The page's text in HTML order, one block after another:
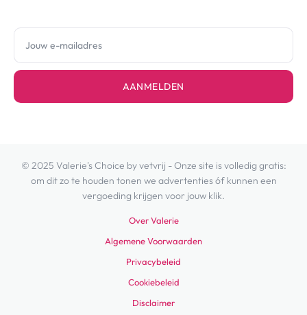
AANMELDEN
© 2025 Valerie's Choice by vetvrij - Onze site is volledig gratis:
om dit zo te houden tonen we advertenties óf kunnen een
vergoeding krijgen voor jouw klik.
Over Valerie
Algemene Voorwaarden
Privacybeleid
Cookiebeleid
Disclaimer